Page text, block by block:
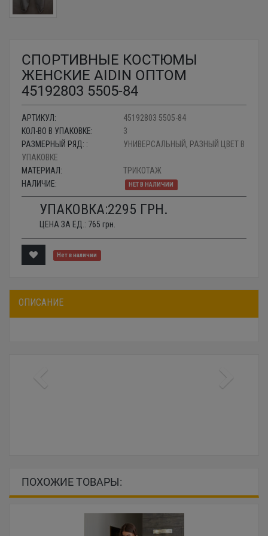
СПОРТИВНЫЕ КОСТЮМЫ
ЖЕНСКИЕ AIDIN ОПТОМ
45192803 5505-84
АРТИКУЛ:
45192803 5505-84
КОЛ-ВО В УПАКОВКЕ:
3
РАЗМЕРНЫЙ РЯД: :
УНИВЕРСАЛЬНЫЙ, РАЗНЫЙ ЦВЕТ В
УПАКОВКЕ
МАТЕРИАЛ:
ТРИКОТАЖ
НАЛИЧИЕ:
НЕТ В НАЛИЧИИ
УПАКОВКА:2295 ГРН.
ЦЕНА ЗА ЕД.: 765 грн.
Нет в наличии
ОПИСАНИЕ
ПОХОЖИЕ ТОВАРЫ: